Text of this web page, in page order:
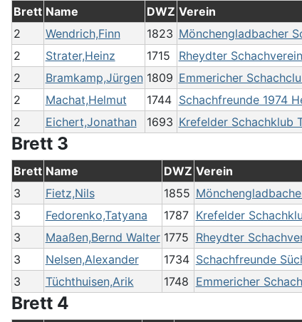
Brett Name DWZ Verein
2
Wendrich,Finn 1823 Mönchengladbacher
2
Strater,Heinz 1715 Rheydter
2
Bramkamp,Jürgen 1809 Emmericher
2
Machat,Helmut 1744 Schachfreunde 1974
2
Eichert,Jonathan 1693 Krefelder Schachklub
Brett 3
Brett Name DWZ Verein
3
Fietz,Nils 1855
3
Fedorenko,Tatyana 1787 Krefelder
3
Maaßen,Bernd Walter 1775 Rheydter
3
Nelsen,Alexander 1734 Schachfreunde
3
Tüchthuisen,Arik 1748 Emmericher
Brett 4